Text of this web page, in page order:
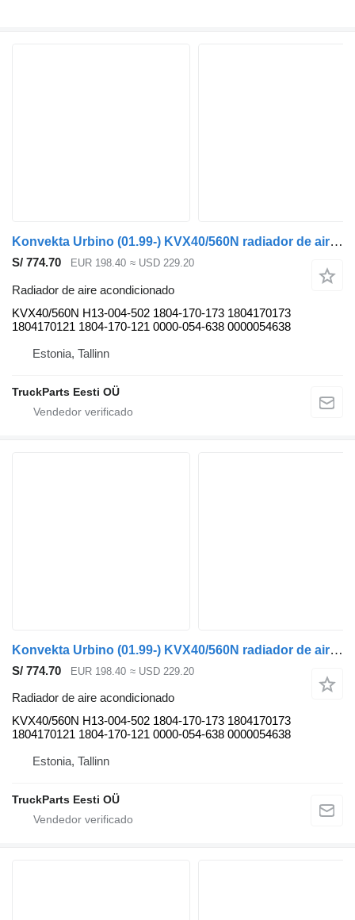
Konvekta Urbino (01.99-) KVX40/560N radiador de aire acondicionado para Solaris Urbino, Alpino, Vacanza (1999-) autobús
S/ 774.70 EUR 198.40 ≈ USD 229.20
Radiador de aire acondicionado
KVX40/560N H13-004-502 1804-170-173 1804170173
1804170121 1804-170-121 0000-054-638 0000054638
Estonia, Tallinn
TruckParts Eesti OÜ
Konvekta Urbino (01.99-) KVX40/560N radiador de aire acondicionado para Solaris Urbino, Alpino, Vacanza (1999-) autobús
S/ 774.70 EUR 198.40 ≈ USD 229.20
Radiador de aire acondicionado
KVX40/560N H13-004-502 1804-170-173 1804170173
1804170121 1804-170-121 0000-054-638 0000054638
Estonia, Tallinn
TruckParts Eesti OÜ